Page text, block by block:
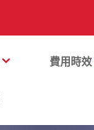
費用時效